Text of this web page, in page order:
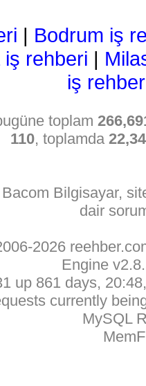
| Bodrum iş
iş rehberi |
iş
toplam
110, toplamda
Bilgisayar,
dair
2026
Engine
up 861 days,
currently
MySQL